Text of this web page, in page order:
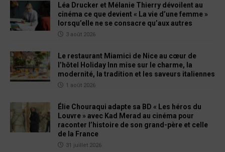
Léa Drucker et Mélanie Thierry dévoilent au
cinéma ce que devient « La vie d’une femme »
lorsqu’elle ne se consacre qu’aux autres
3 août 2026
Le restaurant Miamici de Nice au cœur de
l’hôtel Holiday Inn mise sur le charme, la
modernité, la tradition et les saveurs italiennes
1 août 2026
Élie Chouraqui adapte sa BD « Les héros du
Louvre » avec Kad Merad au cinéma pour
raconter l’histoire de son grand-père et celle
de la France
31 juillet 2026